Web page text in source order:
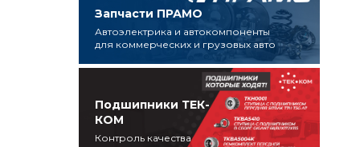
Запчасти ПРАМО
Автоэлектрика и автокомпоненты
для коммерческих и грузовых авто
Подшипники ТЕК-
КОМ
Контроль качества